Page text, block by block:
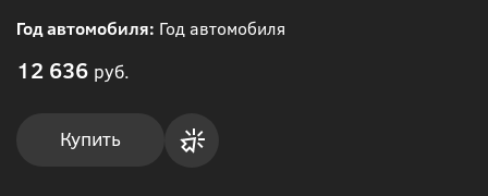
Год автомобиля: Год автомобиля
12 636 руб.
Купить